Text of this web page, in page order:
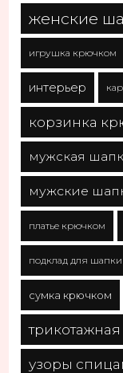
женские
игрушка крючком
интерьер
корзинка
мужская
мужские
платье крючком
подклад для шапки
сумка крючком
узоры